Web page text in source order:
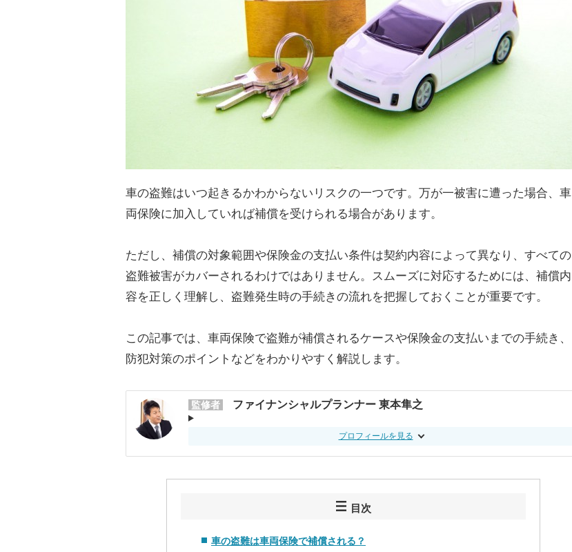
車の盗難はいつ起きるかわからないリスクの一つです。万が一被害に遭った場合、車
両保険に加入していれば補償を受けられる場合があります。
ただし、補償の対象範囲や保険金の支払い条件は契約内容によって異なり、すべての
盗難被害がカバーされるわけではありません。スムーズに対応するためには、補償内
容を正しく理解し、盗難発生時の手続きの流れを把握しておくことが重要です。
この記事では、車両保険で盗難が補償されるケースや保険金の支払いまでの手続き、
防犯対策のポイントなどをわかりやすく解説します。
監修者 ファイナンシャルプランナー 東本隼之
プロフィールを見る
目次
車の盗難は車両保険で補償される？